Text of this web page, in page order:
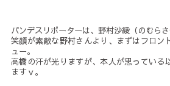
バンデスリポーターは、野村沙綾（のむらさ
笑顔が素敵な野村さんより、まずはフロン
ュー。
高橋の汗が光りますが、本人が思っている
ますｖ。